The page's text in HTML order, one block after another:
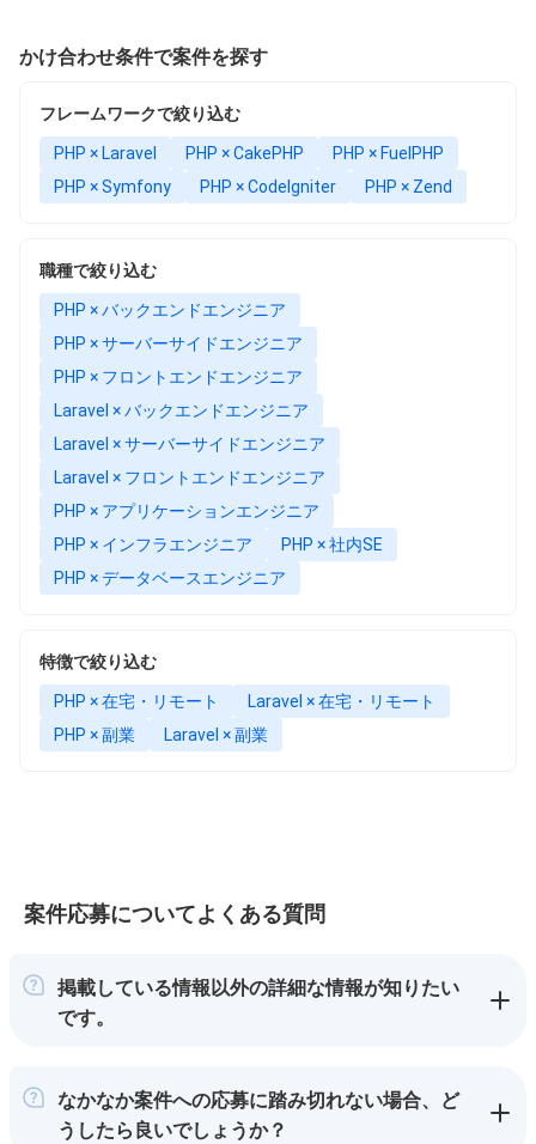
かけ合わせ条件で案件を探す
フレームワークで絞り込む
PHP × Laravel PHP × CakePHP
PHP × FuelPHP
PHP × Symfony
PHP × CodeIgniter PHP × Zend
職種で絞り込む
PHP × バックエンドエンジニア
PHP × サーバーサイドエンジニア
PHP × フロントエンドエンジニア
Laravel × バックエンドエンジニア
Laravel × サーバーサイドエンジニア
Laravel × フロントエンドエンジニア
PHP × アプリケーションエンジニア
PHP × インフラエンジニア
PHP × 社内SE
PHP × データベースエンジニア
特徴で絞り込む
PHP × 在宅・リモート
Laravel × 在宅・リモート
PHP × 副業
Laravel × 副業
案件応募についてよくある質問
掲載している情報以外の詳細な情報が知りたい
です。
なかなか案件への応募に踏み切れない場合、ど
うしたら良いでしょうか？